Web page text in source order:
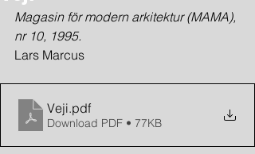
Magasin för modern arkitektur (MAMA),
nr 10, 1995.
Lars Marcus
Veji.pdf
Download PDF • 77KB